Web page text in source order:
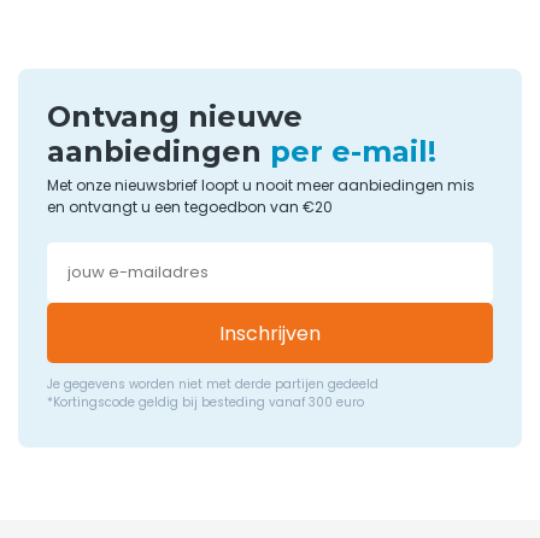
Ontvang nieuwe
aanbiedingen per e-mail!
Met onze nieuwsbrief loopt u nooit meer aanbiedingen mis
en ontvangt u een tegoedbon van €20
Inschrijven
Je gegevens worden niet met derde partijen gedeeld
*Kortingscode geldig bij besteding vanaf 300 euro